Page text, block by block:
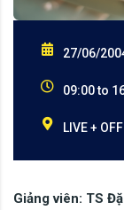
27/06/
09:00 to
LIVE +
Giảng viên: TS